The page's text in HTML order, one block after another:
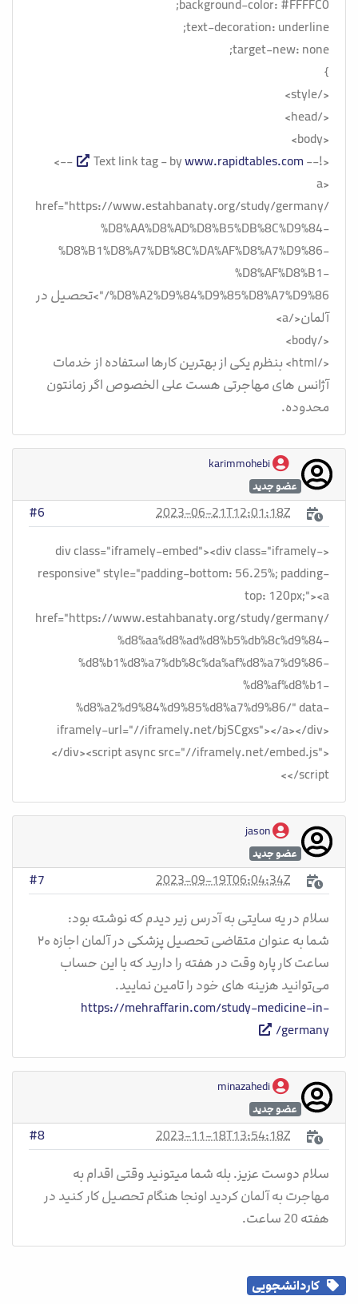
background-color: #FFFFC0;
text-decoration: underline;
target-new: none;
}
</style>
</head>
<body>
<!-- Text link tag - by
www.rapidtables.com
-->
<a
href="https://www.estahbanaty.org/study/germany/
%D8%AA%D8%AD%D8%B5%DB%8C%D9%84-
%D8%B1%D8%A7%DB%8C%DA%AF%D8%A7%D9%86-
%D8%AF%D8%B1-
%D8%A2%D9%84%D9%85%D8%A7%D9%86/">تحصیل در
آلمان</a>
</body>
</html> بنظرم یکی از بهترین کارها استفاده از خدمات
آژانس های مهاجرتی هست علی الخصوص اگر زمانتون
محدوده.
karimmohebi
عضو جدید
2023-06-21T12:01:18Z
#6
<div class="iframely-embed"><div class="iframely-
responsive" style="padding-bottom: 56.25%; padding-
top: 120px;"><a
href="https://www.estahbanaty.org/study/germany/
%d8%aa%d8%ad%d8%b5%db%8c%d9%84-
%d8%b1%d8%a7%db%8c%da%af%d8%a7%d9%86-
%d8%af%d8%b1-
%d8%a2%d9%84%d9%85%d8%a7%d9%86/" data-
iframely-url="//iframely.net/bjSCgxs"></a></div>
</div><script async src="//iframely.net/embed.js">
</script>
jason
عضو جدید
2023-09-19T06:04:34Z
#7
سلام در یه سایتی به آدرس زیر دیدم که نوشته بود:
شما به عنوان متقاضی تحصیل پزشکی در آلمان اجازه ۲۰
ساعت کار پاره وقت در هفته را دارید که با این حساب
می‎‌توانید هزینه های خود را تامین نمایید.
https://mehraffarin.com/study-medicine-in-
germany/
minazahedi
عضو جدید
2023-11-18T13:54:18Z
#8
سلام دوست عزیز. بله شما میتونید وقتی اقدام به
مهاجرت به آلمان کردید اونجا هنگام تحصیل کار کنید در
هفته 20 ساعت.
کاردانشجویی